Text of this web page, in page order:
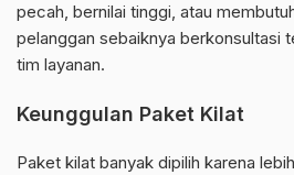
pecah, bernilai tinggi, atau
pelanggan sebaiknya berkonsultasi
tim layanan.
Keunggulan Paket Kilat
Paket kilat banyak dipilih karena